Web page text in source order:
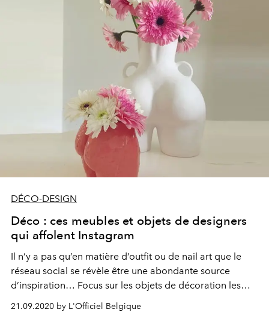
DÉCO-DESIGN
Déco : ces meubles et objets de designers
qui affolent Instagram
Il n’y a pas qu’en matière d’outfit ou de nail art que le
réseau social se révèle être une abondante source
d’inspiration… Focus sur les objets de décoration les
plus désirables du moment repérés sur Instagram.
21.09.2020 by L'Officiel Belgique